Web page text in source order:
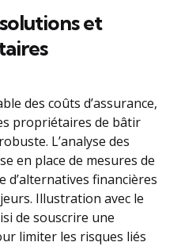
et
des coûts d’assurance,
propriétaires de bâtir
L’analyse des
en place de mesures de
d’alternatives financières
Illustration avec le
de souscrire une
limiter les risques liés